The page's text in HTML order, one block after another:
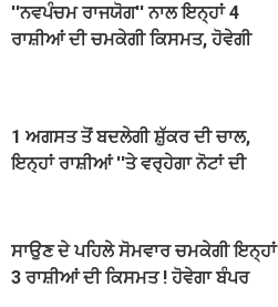
''ਨਵਪੰਚਮ ਰਾਜਯੋਗ'' ਨਾਲ ਇਨ੍ਹਾਂ 4
ਰਾਸ਼ੀਆਂ ਦੀ ਚਮਕੇਗੀ ਕਿਸਮਤ, ਹੋਵੇਗੀ
1 ਅਗਸਤ ਤੋਂ ਬਦਲੇਗੀ ਸ਼ੁੱਕਰ ਦੀ ਚਾਲ,
ਇਨ੍ਹਾਂ ਰਾਸ਼ੀਆਂ ''ਤੇ ਵਰ੍ਹੇਗਾ ਨੋਟਾਂ ਦੀ
ਸਾਉਣ ਦੇ ਪਹਿਲੇ ਸੋਮਵਾਰ ਚਮਕੇਗੀ ਇਨ੍ਹਾਂ
3 ਰਾਸ਼ੀਆਂ ਦੀ ਕਿਸਮਤ ! ਹੋਵੇਗਾ ਬੰਪਰ